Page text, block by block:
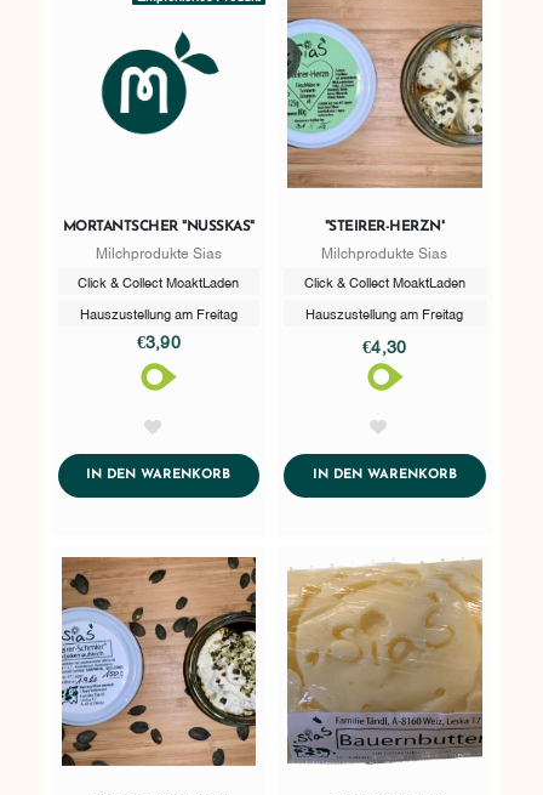
MORTANTSCHER "NUSSKAS"
Milchprodukte Sias
Click & Collect MoaktLaden
Hauszustellung am Freitag
€3,90
IN DEN WARENKORBADDTOCART
"STEIRER-HERZN"
Milchprodukte Sias
Click & Collect MoaktLaden
Hauszustellung am Freitag
€4,30
IN DEN WARENKORBADDTOCART